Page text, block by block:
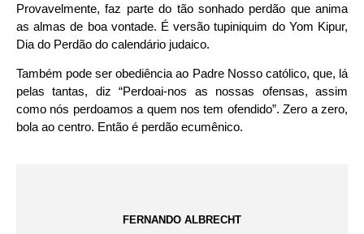
Provavelmente, faz parte do tão sonhado perdão que anima
as almas de boa vontade. É versão tupiniquim do Yom Kipur,
Dia do Perdão do calendário judaico.
Também pode ser obediência ao Padre Nosso católico, que, lá
pelas tantas, diz “Perdoai-nos as nossas ofensas, assim
como nós perdoamos a quem nos tem ofendido”. Zero a zero,
bola ao centro. Então é perdão ecumênico.
FERNANDO ALBRECHT